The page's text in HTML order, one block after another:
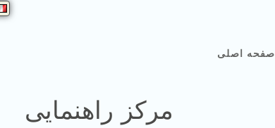
مرکز راهنمایی
صفحه اصلی